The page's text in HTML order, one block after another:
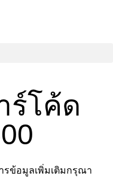
ร์โค้ด
รข้อมูลเพิ่มเติมกรุณา